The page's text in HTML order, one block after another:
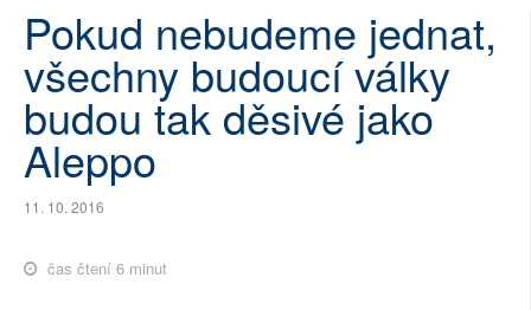
ARCHIV
ROZHOVORY
TÉMATA
NEJČTENĚJŠÍ ZA 7 DNÍ
AUTOŘI
Pokud nebudeme jednat,
všechny budoucí války
budou tak děsivé jako
Aleppo
11. 10. 2016
čas čtení 6 minut